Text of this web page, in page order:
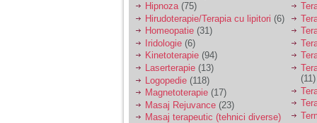
Hipnoza(75)
Hirudoterapie/Terapia cu lipitori (6)
Homeopatie (31)
Iridologie (6)
Kinetoterapie (94)
Laserterapie (13)
Logopedie (118)
Magnetoterapie (17)
Masaj Rejuvance (23)
Masaj terapeutic (tehnici diverse)
(11)